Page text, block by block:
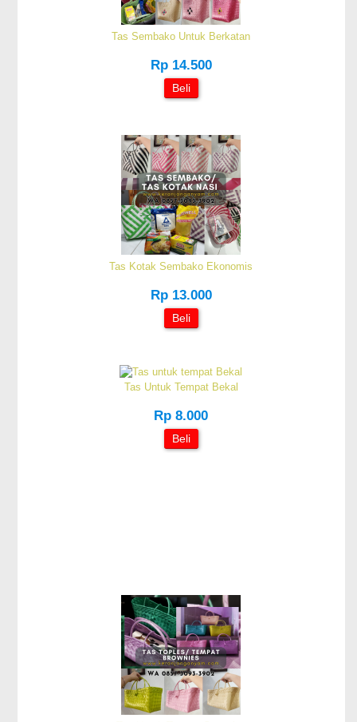
Tas Sembako Untuk Berkatan
Rp 14.500
Beli
Tas Kotak Sembako Ekonomis
Rp 13.000
Beli
Tas Untuk Tempat Bekal
Rp 8.000
Beli